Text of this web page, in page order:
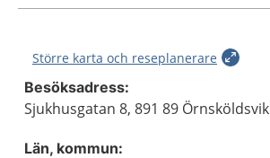
Större karta och reseplanerare
Besöksadress:
Sjukhusgatan 8, 891 89 Örnsköldsvik
Län, kommun: